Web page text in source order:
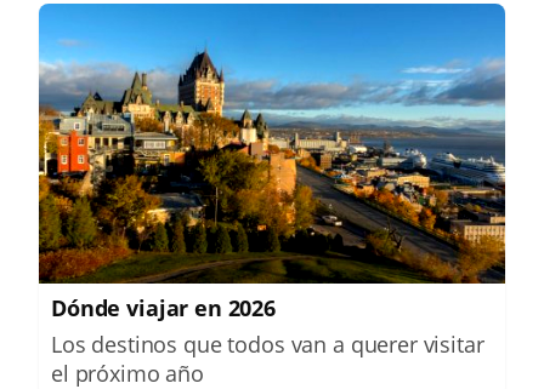
Dónde viajar en 2026
Los destinos que todos van a querer visitar
el próximo año